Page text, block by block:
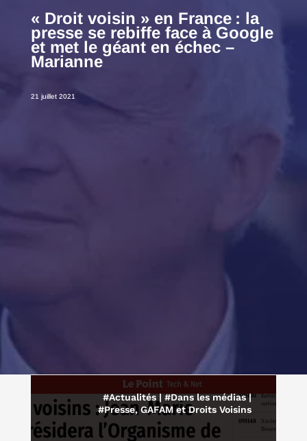
« Droit voisin » en France : la
presse se rebiffe face à Google
et met le géant en échec –
Marianne
21 juillet 2021
#Actualités|#Dans les médias|
#Presse, GAFAM et Droits Voisins